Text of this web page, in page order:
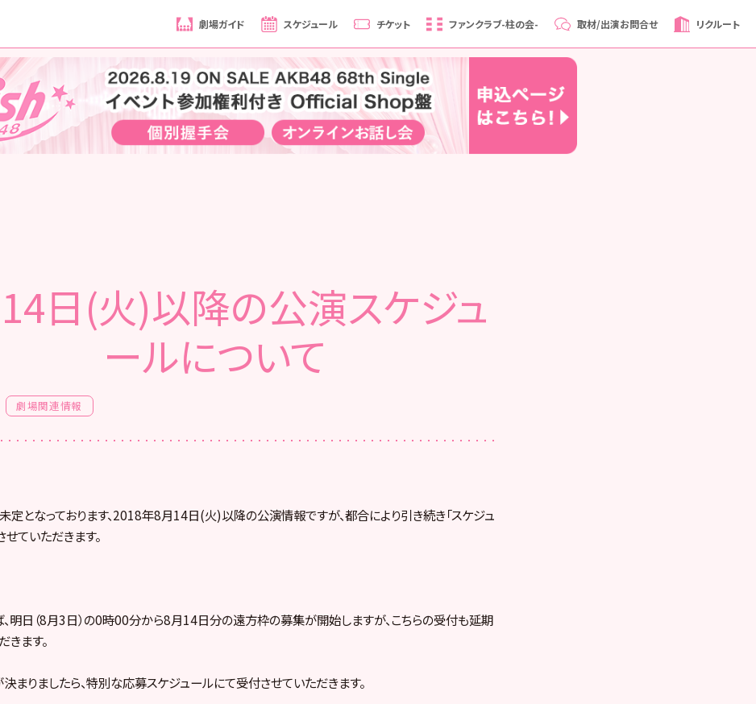
劇場ガイド スケジュール チケット ファンクラブ-柱の会- 取材/出演お問合せ リクルート
日(火)以降の公演スケジュ
ールについて
劇場関連情報
定となっております、2018年8月14日(火)以降の公演情報ですが、都合により引き続き「スケジュ
せていただきます。
明日（8月3日）の0時00分から8月14日分の遠方枠の募集が開始しますが、こちらの受付も延期
きます。
まりましたら、特別な応募スケジュールにて受付させていただきます。